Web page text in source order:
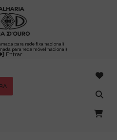
para rede fixa nacional)
para rede móvel nacional)
Entrar